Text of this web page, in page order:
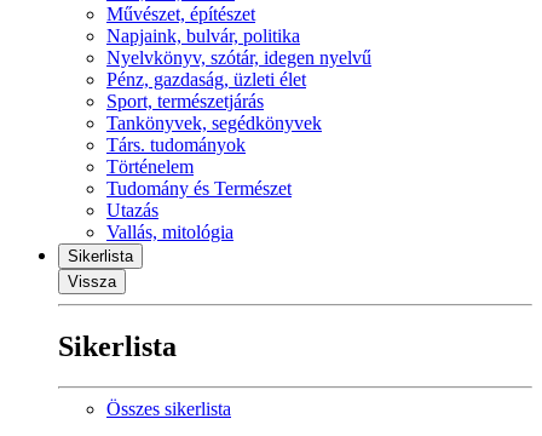
Művészet, építészet
Napjaink, bulvár, politika
Nyelvkönyv, szótár, idegen nyelvű
Pénz, gazdaság, üzleti élet
Sport, természetjárás
Tankönyvek, segédkönyvek
Társ. tudományok
Történelem
Tudomány és Természet
Utazás
Vallás, mitológia
Sikerlista
Vissza
Sikerlista
Összes sikerlista